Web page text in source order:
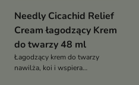
Needly Cicachid Relief
Cream łagodzący Krem
do twarzy 48 ml
Łagodzący krem do twarzy
nawilża, koi i wspiera